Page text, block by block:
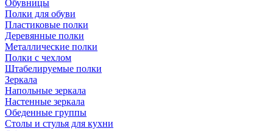
Обувницы
Полки для обуви
Пластиковые полки
Деревянные полки
Металлические полки
Полки с чехлом
Штабелируемые полки
Зеркала
Напольные зеркала
Настенные зеркала
Обеденные группы
Столы и стулья для кухни